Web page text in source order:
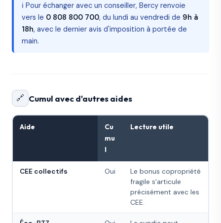
ℹ️ Pour échanger avec un conseiller, Bercy renvoie
vers le 0 808 800 700, du lundi au vendredi de 9h à
18h, avec le dernier avis d'imposition à portée de
main.
🔗 Cumul avec d'autres aides
Aide
Cu
mu
l
Lecture utile
CEE collectifs Oui
Le bonus copropriété
fragile s'articule
précisément avec les
CEE.